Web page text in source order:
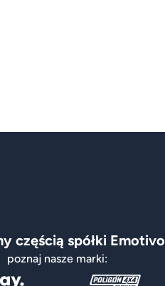
częścią spółki Emotivo
poznaj nasze marki: